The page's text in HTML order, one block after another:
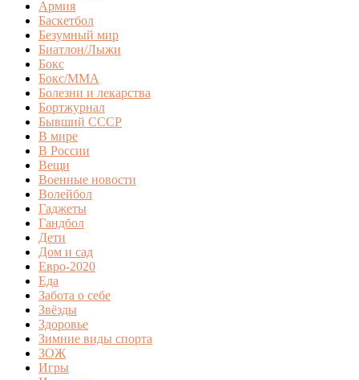
Армия
Баскетбол
Безумный мир
Биатлон/Лыжи
Бокс
Бокс/MMA
Болезни и лекарства
Бортжурнал
Бывший СССР
В мире
В России
Вещи
Военные новости
Волейбол
Гаджеты
Гандбол
Дети
Дом и сад
Евро-2020
Еда
Забота о себе
Звёзды
Здоровье
Зимние виды спорта
ЗОЖ
Игры